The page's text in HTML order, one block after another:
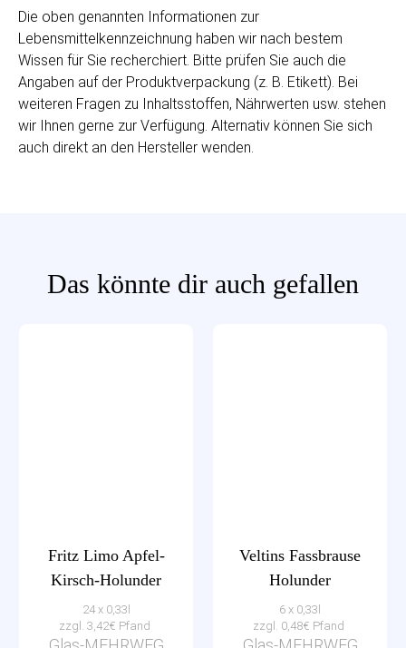
Die oben genannten Informationen zur
Lebensmittelkennzeichnung haben wir nach bestem
Wissen für Sie recherchiert. Bitte prüfen Sie auch die
Angaben auf der Produktverpackung (z. B. Etikett). Bei
weiteren Fragen zu Inhaltsstoffen, Nährwerten usw. stehen
wir Ihnen gerne zur Verfügung. Alternativ können Sie sich
auch direkt an den Hersteller wenden.
Das könnte dir auch gefallen
Fritz Limo Apfel-
Kirsch-Holunder
24 x 0,33l
zzgl. 3,42€ Pfand
Veltins Fassbrause
Holunder
6 x 0,33l
zzgl. 0,48€ Pfand